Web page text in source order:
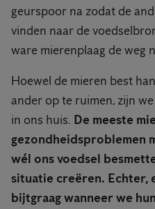
geurspoor na zodat de
vinden naar de
ware mierenplaag de weg
Hoewel de mieren best
ander op te ruimen, zijn
in ons huis. De meeste
gezondheidsproblemen
wél ons voedsel
situatie creëren. Echter,
bijtgraag wanneer we